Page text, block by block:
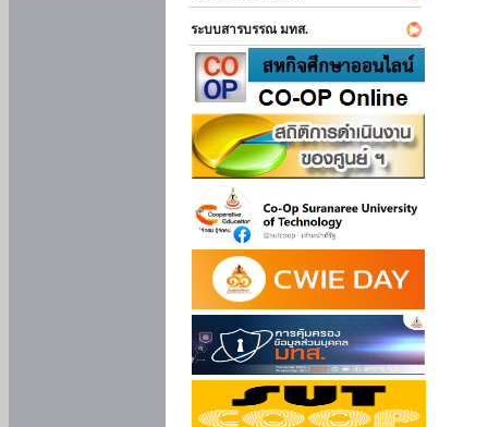
ระบบสารบรรณ มทส.